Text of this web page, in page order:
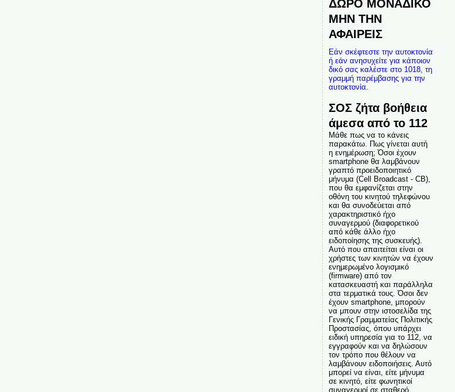
ΔΩΡΟ ΜΟΝΑΔΙΚΟ
ΜΗΝ ΤΗΝ
ΑΦΑΙΡΕΙΣ
Εάν σκέφτεστε την αυτοκτονία
ή εάν ανησυχείτε για κάποιον
δικό σας καλέστε στο 1018, τη
γραμμή παρέμβασης για την
αυτοκτονία.
ΣΟΣ ζήτα βοήθεια
άμεσα από το 112
Μάθε πως να το κάνεις
παρακάτω. Πως γίνεται αυτή
η ενημέρωση; Όσοι έχουν
smartphone θα λαμβάνουν
γραπτό προειδοποιητικό
μήνυμα (Cell Broadcast - CB),
που θα εμφανίζεται στην
οθόνη του κινητού τηλεφώνου
και θα συνοδεύεται από
χαρακτηριστικό ήχο
συναγερμού (διαφορετικού
από κάθε άλλο ήχο
ειδοποίησης της συσκευής).
Αυτό που απαιτείται είναι οι
χρήστες των κινητών να έχουν
ενημερωμένο λογισμικό
(firmware) από τον
κατασκευαστή και παράλληλα
στα τερματικά τους. Όσοι δεν
έχουν smartphone, μπορούν
να μπουν στην ιστοσελίδα της
Γενικής Γραμματείας Πολιτικής
Προστασίας, όπου υπάρχει
ειδική υπηρεσία για το 112, να
εγγραφούν και να δηλώσουν
τον τρόπο που θέλουν να
λαμβάνουν ειδοποιήσεις. Αυτό
μπορεί να είναι, είτε μήνυμα
σε κινητό, είτε φωνητικοί
συναγερμοί σε σταθερό